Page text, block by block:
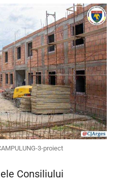
3-proiect
Consiliului